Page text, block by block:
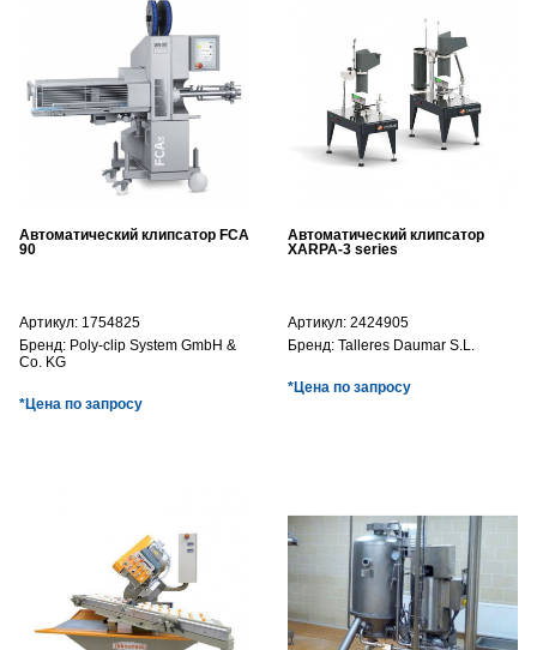
Автоматический клипсатор FCA
90
Артикул: 1754825
Бренд: Poly-clip System GmbH &
Co. KG
*Цена по запросу
Автоматический клипсатор
XARPA-3 series
Артикул: 2424905
Бренд: Talleres Daumar S.L.
*Цена по запросу